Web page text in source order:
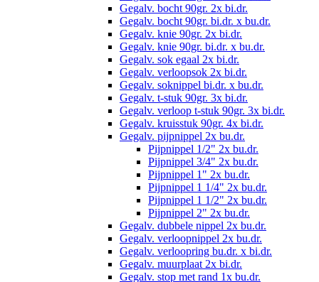
Gegalv. bocht 90gr. 2x bi.dr.
Gegalv. bocht 90gr. bi.dr. x bu.dr.
Gegalv. knie 90gr. 2x bi.dr.
Gegalv. knie 90gr. bi.dr. x bu.dr.
Gegalv. sok egaal 2x bi.dr.
Gegalv. verloopsok 2x bi.dr.
Gegalv. soknippel bi.dr. x bu.dr.
Gegalv. t-stuk 90gr. 3x bi.dr.
Gegalv. verloop t-stuk 90gr. 3x bi.dr.
Gegalv. kruisstuk 90gr. 4x bi.dr.
Gegalv. pijpnippel 2x bu.dr.
Pijpnippel 1/2" 2x bu.dr.
Pijpnippel 3/4" 2x bu.dr.
Pijpnippel 1" 2x bu.dr.
Pijpnippel 1 1/4" 2x bu.dr.
Pijpnippel 1 1/2" 2x bu.dr.
Pijpnippel 2" 2x bu.dr.
Gegalv. dubbele nippel 2x bu.dr.
Gegalv. verloopnippel 2x bu.dr.
Gegalv. verloopring bu.dr. x bi.dr.
Gegalv. muurplaat 2x bi.dr.
Gegalv. stop met rand 1x bu.dr.